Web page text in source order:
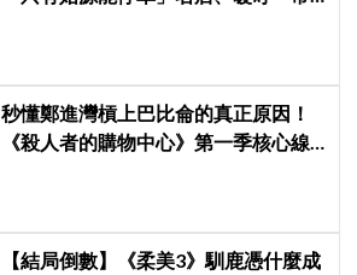
秒懂鄭進灣槓上巴比侖的真正原因！
《殺人者的購物中心》第一季核心線
【結局倒數】《柔美3》馴鹿憑什麼成